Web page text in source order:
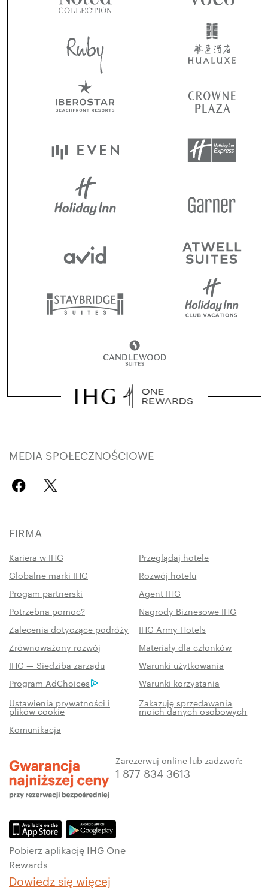
MEDIA SPOŁECZNOŚCIOWE
FIRMA
Kariera w IHG
Przeglądaj hotele
Globalne marki IHG
Rozwój hotelu
Progam partnerski
Agent IHG
Potrzebna pomoc?
Nagrody Biznesowe IHG
Zalecenia dotyczące podróży
IHG Army Hotels
Zrównoważony rozwój
Materiały dla członków
IHG — Siedziba zarządu
Warunki użytkowania
Program AdChoices
Warunki korzystania
Ustawienia prywatności i
plików cookie
Zakazuję sprzedawania
moich danych osobowych
Komunikacja
Zarezerwuj online lub zadzwoń:
1 877 834 3613
Pobierz aplikację IHG One
Rewards
Dowiedz się więcej